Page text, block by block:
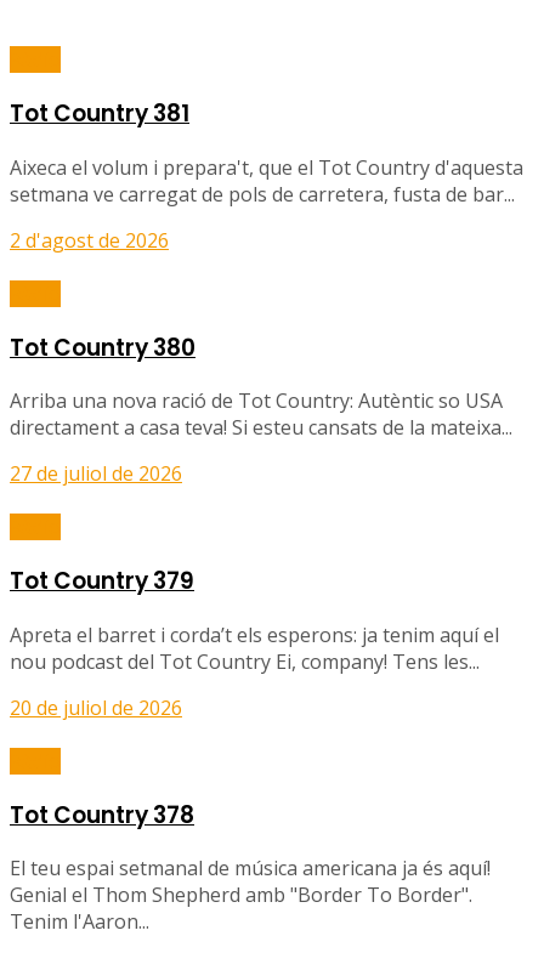
Tot Country 381
Aixeca el volum i prepara't, que el Tot Country d'aquesta
setmana ve carregat de pols de carretera, fusta de bar...
2 d'agost de 2026
Tot Country 380
Arriba una nova ració de Tot Country: Autèntic so USA
directament a casa teva! Si esteu cansats de la mateixa...
27 de juliol de 2026
Tot Country 379
Apreta el barret i corda’t els esperons: ja tenim aquí el
nou podcast del Tot Country Ei, company! Tens les...
20 de juliol de 2026
Tot Country 378
El teu espai setmanal de música americana ja és aquí!
Genial el Thom Shepherd amb "Border To Border".
Tenim l'Aaron...